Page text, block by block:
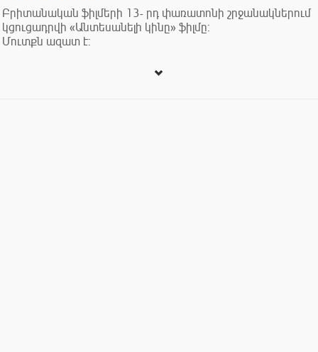
Բրիտանական ֆիլմերի 13- րդ փառատոնի շրջանակներում
կցուցադրվի «Անտեսանելի կինը» ֆիլմը:
Մուտքն ազատ է: